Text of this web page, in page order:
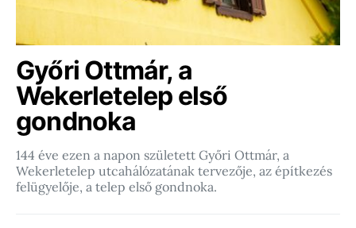
Győri Ottmár, a
Wekerletelep első
gondnoka
144 éve ezen a napon született Győri Ottmár, a
Wekerletelep utcahálózatának tervezője, az építkezés
felügyelője, a telep első gondnoka.